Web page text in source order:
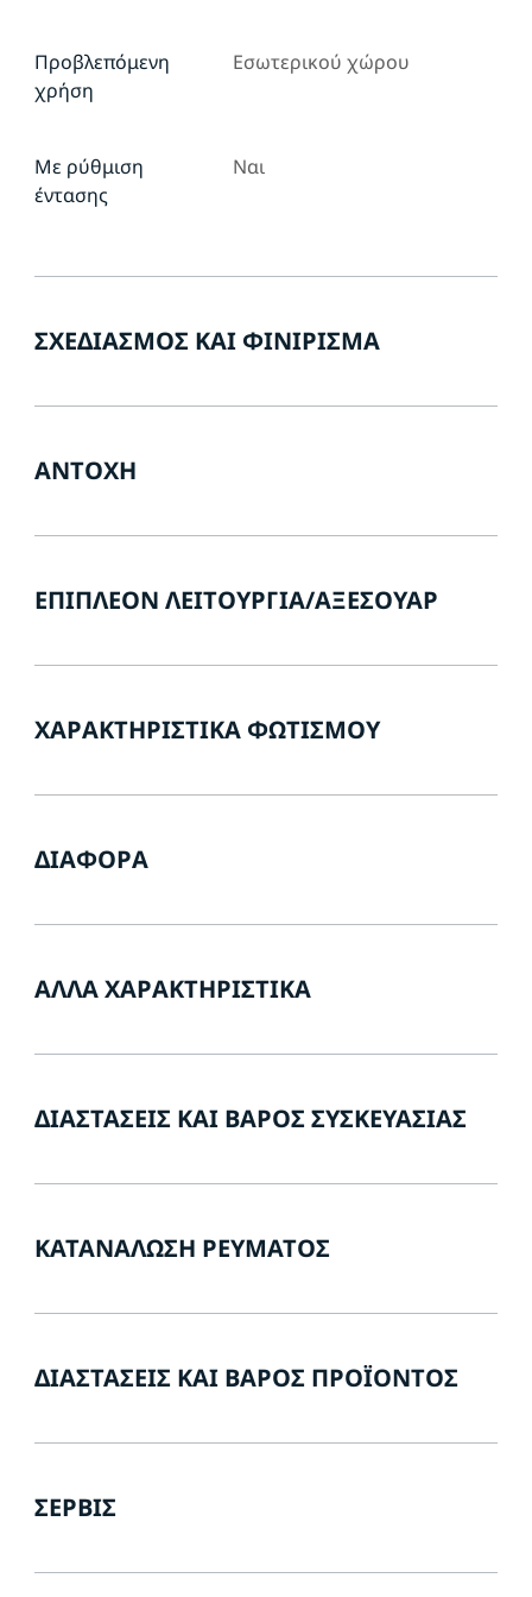
Προβλεπόμενη
χρήση
Εσωτερικού χώρου
Με ρύθμιση
έντασης
Ναι
ΣΧΕΔΙΑΣΜΌΣ ΚΑΙ ΦΙΝΊΡΙΣΜΑ
ΑΝΤΟΧΉ
ΕΠΙΠΛΈΟΝ ΛΕΙΤΟΥΡΓΊΑ/ΑΞΕΣΟΥΆΡ
ΧΑΡΑΚΤΗΡΙΣΤΙΚΆ ΦΩΤΙΣΜΟΎ
ΔΙΆΦΟΡΑ
ΆΛΛΑ ΧΑΡΑΚΤΗΡΙΣΤΙΚΆ
ΔΙΑΣΤΆΣΕΙΣ ΚΑΙ ΒΆΡΟΣ ΣΥΣΚΕΥΑΣΊΑΣ
ΚΑΤΑΝΆΛΩΣΗ ΡΕΎΜΑΤΟΣ
ΔΙΑΣΤΆΣΕΙΣ ΚΑΙ ΒΆΡΟΣ ΠΡΟΪΌΝΤΟΣ
ΣΈΡΒΙΣ